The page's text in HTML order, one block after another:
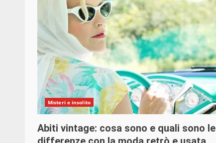
Misteri e insolito
Abiti vintage: cosa sono e quali sono le